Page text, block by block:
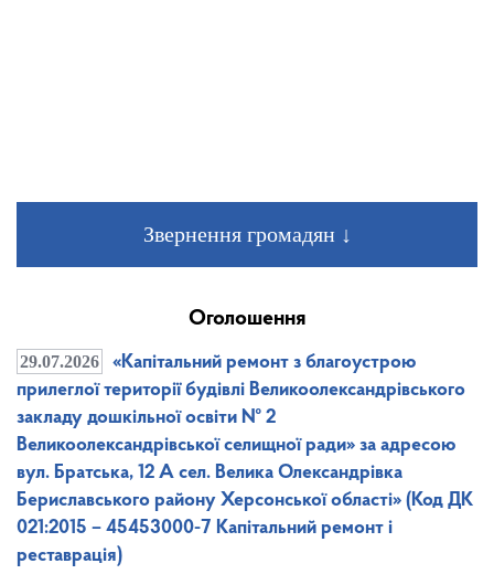
Звернення громадян ↓
Оголошення
29.07.2026
«Капітальний ремонт з благоустрою
прилеглої території будівлі Великоолександрівського
закладу дошкільної освіти № 2
Великоолександрівської селищної ради» за адресою
вул. Братська, 12 А сел. Велика Олександрівка
Бериславського району Херсонської області» (Код ДК
021:2015 – 45453000-7 Капітальний ремонт і
реставрація)